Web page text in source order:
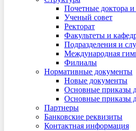
Почетные доктора и
Ученый совет
Ректорат
Факультеты и
Подразделения и
Международная
Филиалы
Нормативные документы
Новые документы
Основные приказы
Основные приказы
Партнеры
Банковские реквизиты
Контактная информация